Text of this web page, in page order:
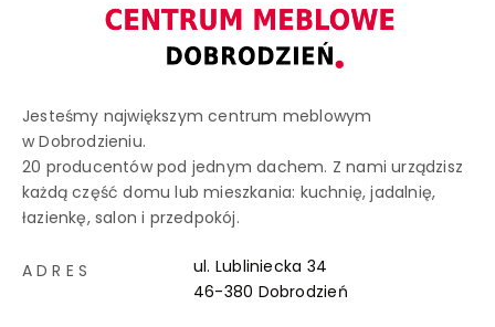
Jesteśmy największym centrum meblowym
w Dobrodzieniu.
20 producentów pod jednym dachem. Z nami urządzisz
każdą część domu lub mieszkania: kuchnię, jadalnię,
łazienkę, salon i przedpokój.
ADRES
ul. Lubliniecka 34
46-380 Dobrodzień